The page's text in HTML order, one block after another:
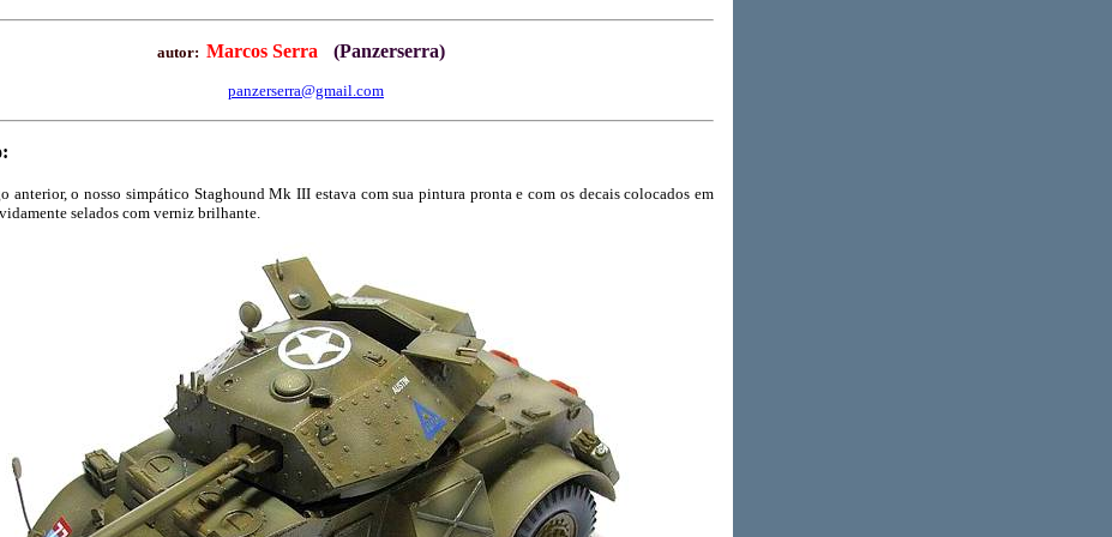
autor: Marcos Serra (Panzerserra)
panzerserra@gmail.com
o nosso simpático Staghound Mk III estava com sua pintura pronta e com os decais colocados em
selados com verniz brilhante.